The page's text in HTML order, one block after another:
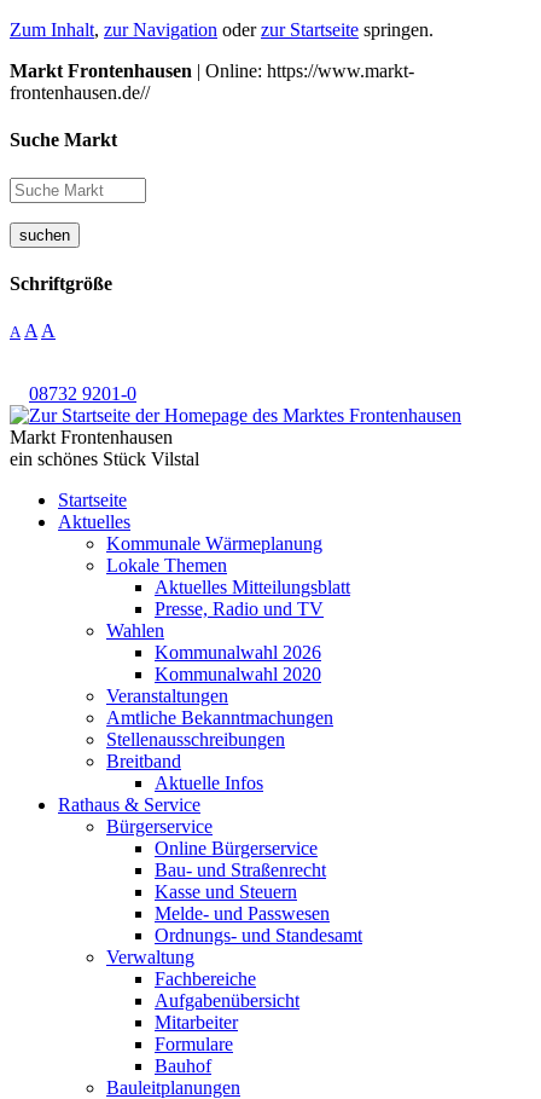
Zum Inhalt, zur Navigation oderzur Startseite springen.
Markt Frontenhausen | Online: https://www.markt-
frontenhausen.de//
Suche Markt
suchen
Schriftgröße
A A A
08732 9201-0
Markt Frontenhausen
ein schönes Stück Vilstal
Startseite
Aktuelles
Kommunale Wärmeplanung
Lokale Themen
Aktuelles Mitteilungsblatt
Presse, Radio und TV
Wahlen
Kommunalwahl 2026
Kommunalwahl 2020
Veranstaltungen
Amtliche Bekanntmachungen
Stellenausschreibungen
Breitband
Aktuelle Infos
Rathaus & Service
Bürgerservice
Online Bürgerservice
Bau- und Straßenrecht
Kasse und Steuern
Melde- und Passwesen
Ordnungs- und Standesamt
Verwaltung
Fachbereiche
Aufgabenübersicht
Mitarbeiter
Formulare
Bauhof
Bauleitplanungen